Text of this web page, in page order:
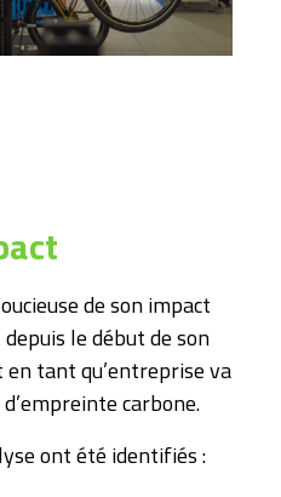
de son impact
le début de son
tant qu’entreprise va
carbone.
ont été identifiés :